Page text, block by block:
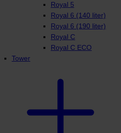
Royal 5
Royal 6 (140 liter)
Royal 6 (190 liter)
Royal C
Royal C ECO
Tower